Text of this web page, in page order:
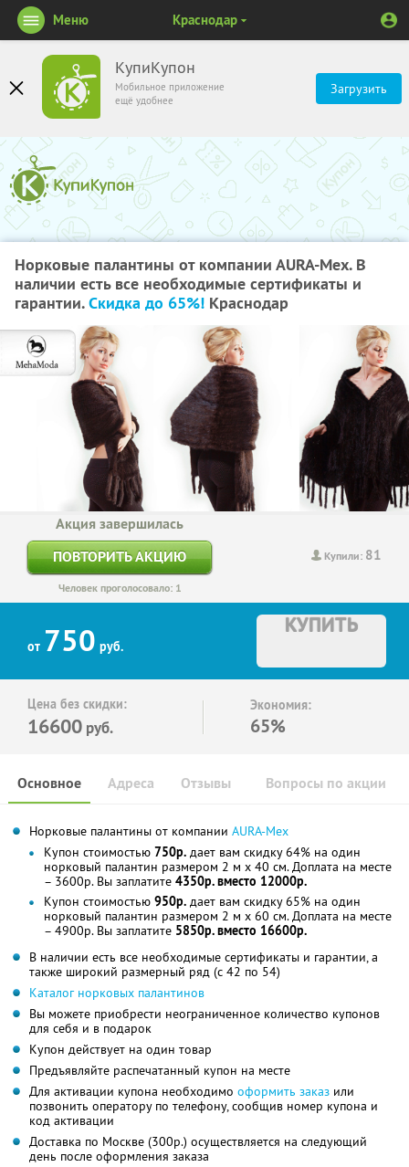
КупиКупон
Мобильное приложение
ещё удобнее
Загрузить
Меню Краснодар
Норковые палантины от компании АURA-Мех. В
наличии есть все необходимые сертификаты и
гарантии.Скидка до 65%! Краснодар
Купили: 81
Акция завершилась
ПОВТОРИТЬ АКЦИЮ
Человек проголосовало: 1
от 750 руб.
КУПИТЬ
Цена без скидки:
16600 руб.
Экономия:
65%
Основное Отзывы Вопросы по акции
Адреса
Норковые палантины от компании АURA-Мех
Купон стоимостью 750р. дает вам скидку 64% на один
норковый палантин размером 2 м х 40 см. Доплата на месте
– 3600р. Вы заплатите 4350р. вместо 12000р.
Купон стоимостью 950р. дает вам скидку 65% на один
норковый палантин размером 2 м х 60 см. Доплата на месте
– 4900р. Вы заплатите 5850р. вместо 16600р.
В наличии есть все необходимые сертификаты и гарантии, а
также широкий размерный ряд (с 42 по 54)
Каталог норковых палантинов
Вы можете приобрести неограниченное количество купонов
для себя и в подарок
Купон действует на один товар
Предъявляйте распечатанный купон на месте
Для активации купона необходимо оформить заказ или
позвонить оператору по телефону, сообщив номер купона и
код активации
Доставка по Москве (300р.) осуществляется на следующий
день после оформления заказа